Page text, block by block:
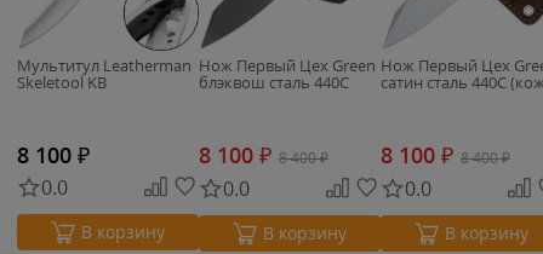
Мультитул Leatherman
Skeletool KB
8 100 ₽
0.0
В корзину
Нож Первый Цех Green
блэквош сталь 440C
8 100 ₽ 8 400₽
0.0
В корзину
Нож Первый Цех
сатин сталь 440C
8 100 ₽ 8 400₽
0.0
В корзину